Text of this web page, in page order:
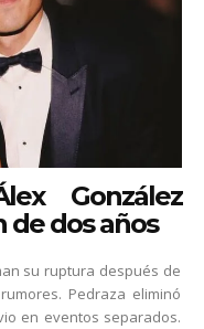
González
de dos años
su ruptura después de
Pedraza eliminó
en eventos separados.